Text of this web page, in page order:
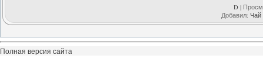
D |
Добавил: Чай
Полная версия сайта